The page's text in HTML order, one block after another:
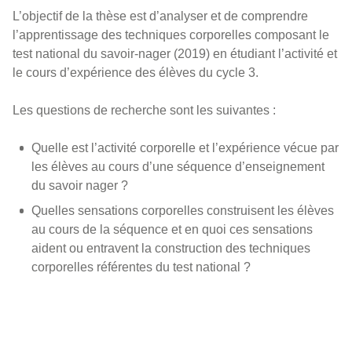
L’objectif de la thèse est d’analyser et de comprendre
l’apprentissage des techniques corporelles composant le
test national du savoir-nager (2019) en étudiant l’activité et
le cours d’expérience des élèves du cycle 3.
Les questions de recherche sont les suivantes :
Quelle est l’activité corporelle et l’expérience vécue par
les élèves au cours d’une séquence d’enseignement
du savoir nager ?
Quelles sensations corporelles construisent les élèves
au cours de la séquence et en quoi ces sensations
aident ou entravent la construction des techniques
corporelles référentes du test national ?